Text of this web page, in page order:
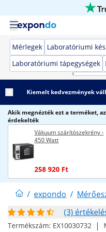
Mérlegek Laboratóriumi
Laboratóriumi tápegységek
Kiemelt kedvezmények
Akik megnézték ezt a terméket,
érdekelték
Vákuum szárítószekrény -
450 Watt
258 920 Ft
/ expondo /
(3)
Termékszám: EX10030732 |